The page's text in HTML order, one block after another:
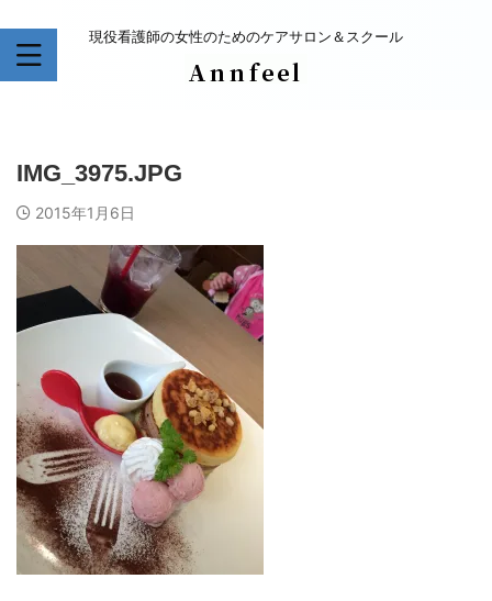
現役看護師の女性のためのケアサロン＆スクール
IMG_3975.JPG
2015年1月6日